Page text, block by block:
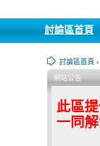
討論區首頁
討論區首頁 ‹
網站公告
此區
一同